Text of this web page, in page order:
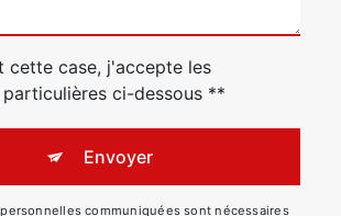
cette case, j'accepte les
ci-dessous **
Envoyer
communiquées sont nécessaires